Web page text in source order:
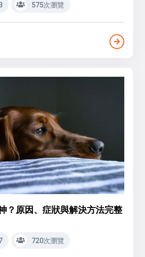
575次瀏覽
？原因、症狀與解決方法完整
720次瀏覽